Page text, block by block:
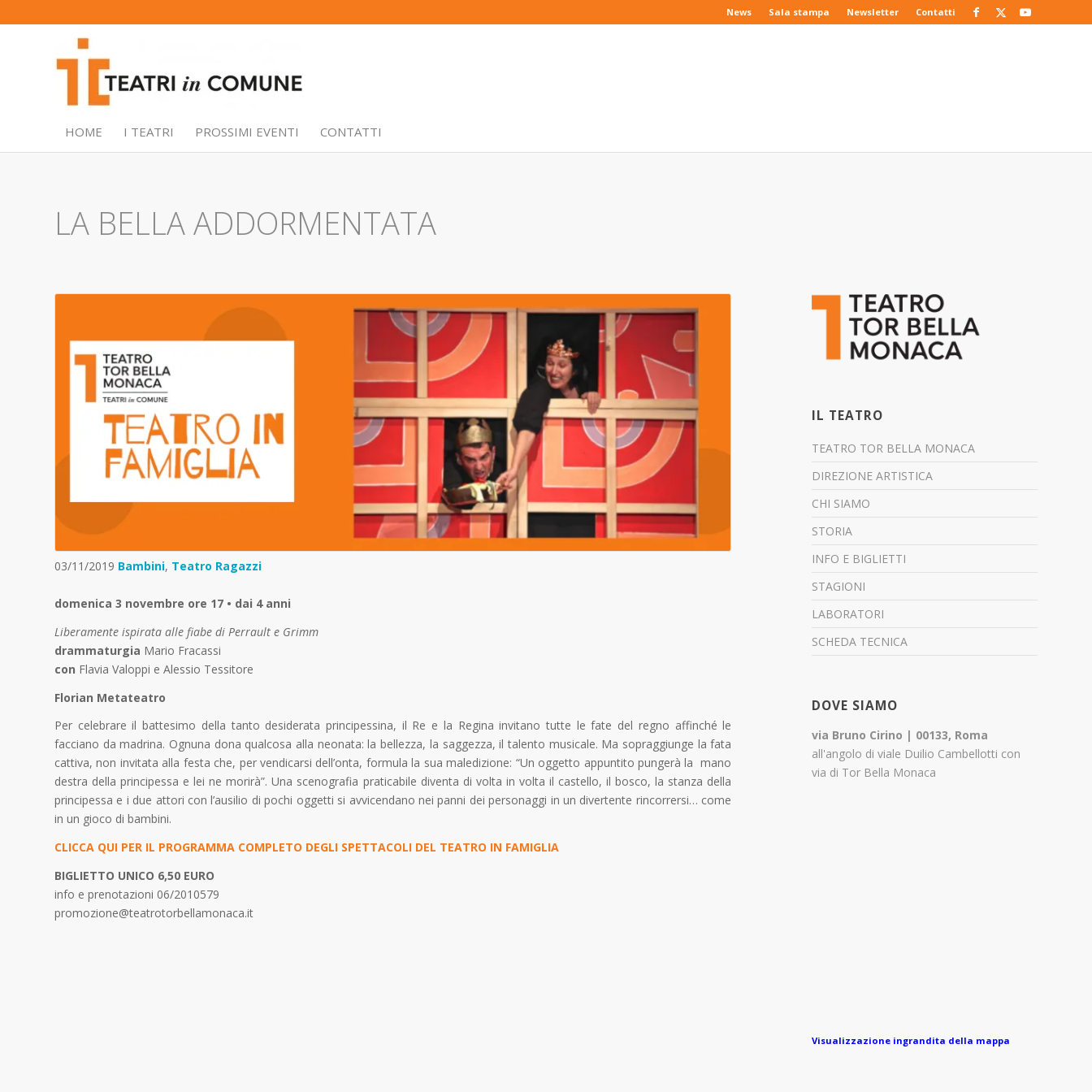
News Sala stampa Newsletter Contatti
HOME I TEATRI PROSSIMI EVENTI CONTATTI
LA BELLA ADDORMENTATA
03/11/2019 Bambini, Teatro Ragazzi
domenica 3 novembre ore 17 • dai 4 anni
Liberamente ispirata alle fiabe di Perrault e Grimm
drammaturgia Mario Fracassi
con Flavia Valoppi e Alessio Tessitore
Florian Metateatro
Per celebrare il battesimo della tanto desiderata principessina, il Re e la Regina invitano tutte le fate del regno affinché le
facciano da madrina. Ognuna dona qualcosa alla neonata: la bellezza, la saggezza, il talento musicale. Ma sopraggiunge la fata
cattiva, non invitata alla festa che, per vendicarsi dell’onta, formula la sua maledizione: “Un oggetto appuntito pungerà la mano
destra della principessa e lei ne morirà”. Una scenografia praticabile diventa di volta in volta il castello, il bosco, la stanza della
principessa e i due attori con l’ausilio di pochi oggetti si avvicendano nei panni dei personaggi in un divertente rincorrersi… come
in un gioco di bambini.
CLICCA QUI PER IL PROGRAMMA COMPLETO DEGLI SPETTACOLI DEL TEATRO IN FAMIGLIA
BIGLIETTO UNICO 6,50 EURO
info e prenotazioni 06/2010579
promozione@teatrotorbellamonaca.it
IL TEATRO
TEATRO TOR BELLA MONACA
DIREZIONE ARTISTICA
CHI SIAMO
STORIA
INFO E BIGLIETTI
STAGIONI
LABORATORI
SCHEDA TECNICA
DOVE SIAMO
via Bruno Cirino | 00133, Roma
all'angolo di viale Duilio Cambellotti con
via di Tor Bella Monaca
Visualizzazione ingrandita della mappa